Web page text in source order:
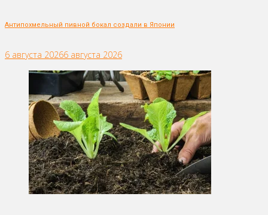
Антипохмельный пивной бокал создали в Японии
6 августа 20266 августа 2026